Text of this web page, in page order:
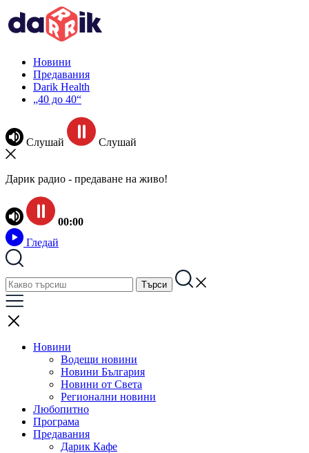
Новини
Предавания
Darik Health
„40 до 40“
Слушай Слушай
Дарик радио - предаване на живо!
00:00
Гледай
Новини
Водещи новини
Новини България
Новини от Света
Регионални новини
Любопитно
Програма
Предавания
Дарик Кафе